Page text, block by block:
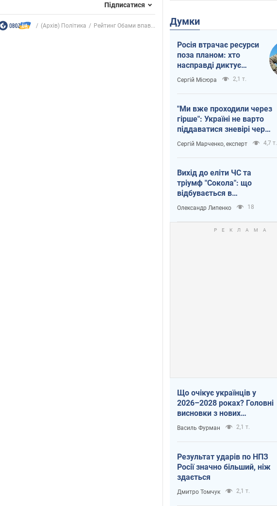
Підписатися
(Архів) Політика Рейтинг Обами впав... Думки
Росія втрачає ресурси
поза планом: хто
насправді диктує
темп війни
Сергій Місюра 2,1 т.
"Ми вже проходили через
гірше": Україні не варто
піддаватися зневірі через
ракетний терор
Сергій Марченко, експерт 4,7 т.
Вихід до еліти ЧС та
тріумф "Сокола": що
відбувається в
українському хокеї
Олександр Липенко 18
Що очікує українців у
2026–2028 роках? Головні
висновки з нових
прогнозів від НБУ
Василь Фурман 2,1 т.
Результат ударів по НПЗ
Росії значно більший, ніж
здається
Дмитро Томчук 2,1 т.